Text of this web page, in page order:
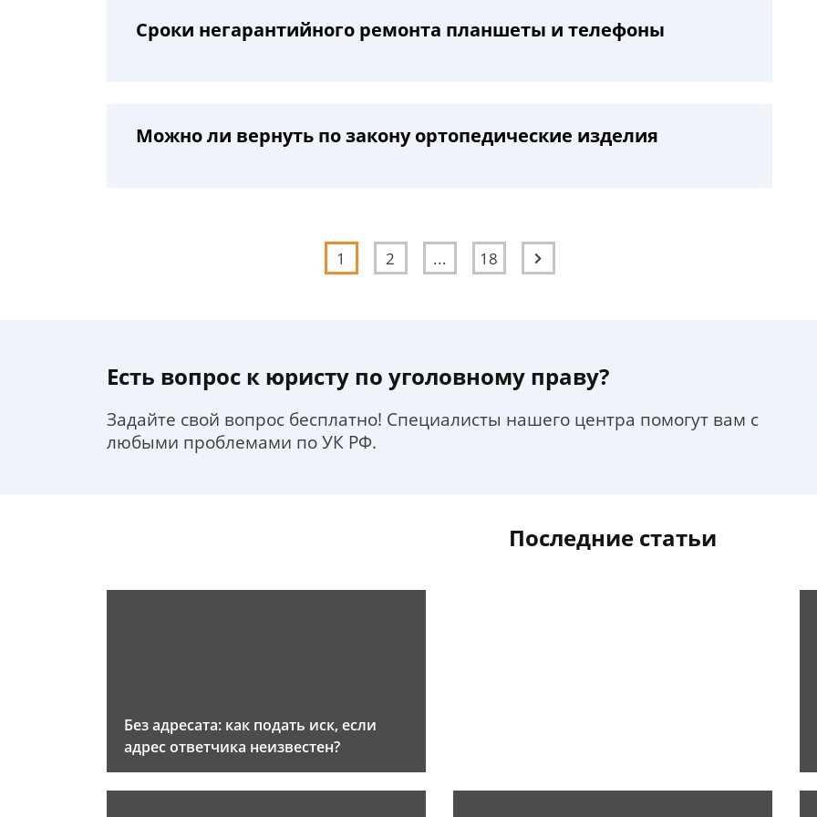
Сроки негарантийного ремонта планшеты и телефоны
Можно ли вернуть по закону ортопедические изделия
1 2 ... 18
Есть вопрос к юристу по уголовному праву?
Задайте свой вопрос бесплатно! Специалисты нашего центра помогут вам с
любыми проблемами по УК РФ.
Последние статьи
Без адресата: как подать иск, если
адрес ответчика неизвестен?